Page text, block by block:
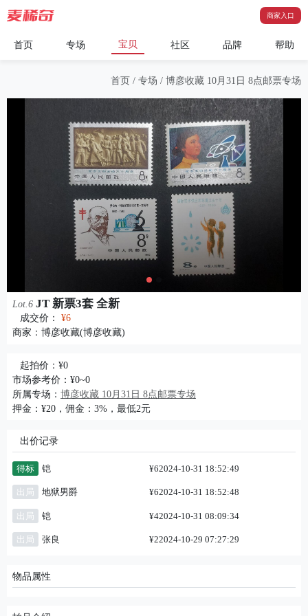
商家入口
首页 专场 宝贝 社区 品牌 帮助
首页 / 专场 / 博彦收藏 10月31日 8点邮票专场
Lot.6 JT 新票3套 全新
成交价： ¥6
商家： 博彦收藏(博彦收藏)
起拍价：¥0
市场参考价：¥0~0
所属专场： 博彦收藏 10月31日 8点邮票专场
押金：¥20，佣金：3%，最低2元
出价记录
得标 铠 ¥62024-10-31 18:52:49
出局 地狱男爵 ¥62024-10-31 18:52:48
出局 铠 ¥42024-10-31 08:09:34
出局 张良 ¥22024-10-29 07:27:29
物品属性